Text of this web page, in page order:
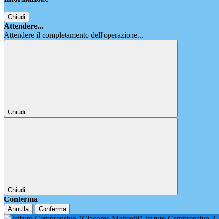
Chiudi
Attendere...
Attendere il completamento dell'operazione...
Chiudi
Chiudi
Conferma
Annulla Conferma